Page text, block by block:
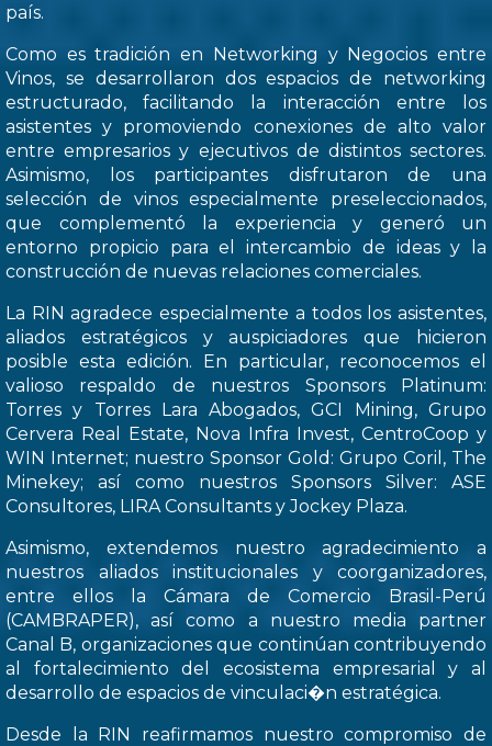
país.
Como es tradición en Networking y Negocios entre
Vinos, se desarrollaron dos espacios de networking
estructurado, facilitando la interacción entre los
asistentes y promoviendo conexiones de alto valor
entre empresarios y ejecutivos de distintos sectores.
Asimismo, los participantes disfrutaron de una
selección de vinos especialmente preseleccionados,
que complementó la experiencia y generó un
entorno propicio para el intercambio de ideas y la
construcción de nuevas relaciones comerciales.
La RIN agradece especialmente a todos los asistentes,
aliados estratégicos y auspiciadores que hicieron
posible esta edición. En particular, reconocemos el
valioso respaldo de nuestros Sponsors Platinum:
Torres y Torres Lara Abogados, GCI Mining, Grupo
Cervera Real Estate, Nova Infra Invest, CentroCoop y
WIN Internet; nuestro Sponsor Gold: Grupo Coril, The
Minekey; así como nuestros Sponsors Silver: ASE
Consultores, LIRA Consultants y Jockey Plaza.
Asimismo, extendemos nuestro agradecimiento a
nuestros aliados institucionales y coorganizadores,
entre ellos la Cámara de Comercio Brasil-Perú
(CAMBRAPER), así como a nuestro media partner
Canal B, organizaciones que continúan contribuyendo
al fortalecimiento del ecosistema empresarial y al
desarrollo de espacios de vinculaci�n estratégica.
Desde la RIN reafirmamos nuestro compromiso de